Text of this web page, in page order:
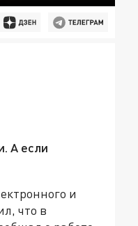
А если
и
что в